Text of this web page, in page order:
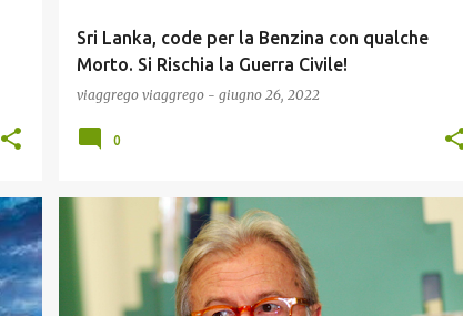
Sri Lanka, code per la Benzina con qualche
Morto. Si Rischia la Guerra Civile!
viaggrego viaggrego - giugno 26, 2022
0